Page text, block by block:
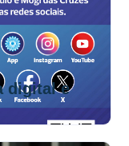
digital e